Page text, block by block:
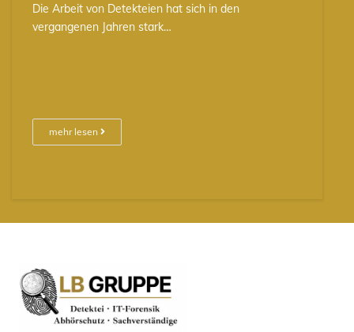
Die Arbeit von Detekteien hat sich in den
vergangenen Jahren stark…
mehr lesen